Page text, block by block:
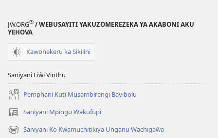
JW.ORG® / WEBUSAYITI YAKUZOMEREZEKA YA AKABONI AKU
YEHOVA
Kawonekeru ka Sikilini
Saniyani Liŵi Vinthu
Pemphani Kuti Musambirengi Bayibolu
Saniyani Mpingu Wakufupi
(Lajula
Peji
Linyaki)
Saniyani Ko Kwamuchitikiya Unganu Wachigaŵa
(Lajula